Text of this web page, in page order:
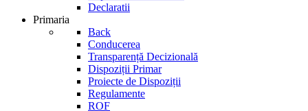
Declaratii
Primaria
Back
Conducerea
Transparență Decizională
Dispoziții Primar
Proiecte de Dispoziții
Regulamente
ROF